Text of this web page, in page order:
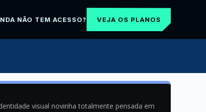
NÃO TEM ACESSO? VEJA OS PLANOS
visual novinha totalmente pensada em